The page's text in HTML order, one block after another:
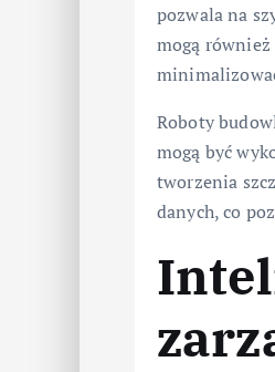
pozwala na
mogą również
Roboty
mogą być
tworzenia
danych, co